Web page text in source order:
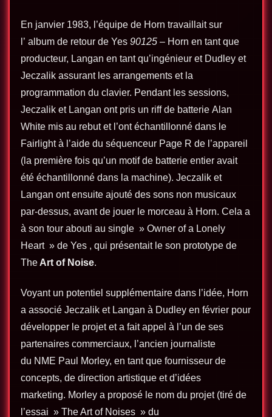
En janvier 1983, l’équipe de Horn travaillait sur
l’ album de retour de Yes 90125 – Horn en tant que
producteur, Langan en tant qu’ingénieur et Dudley et
Jeczalik assurant les arrangements et la
programmation du clavier. Pendant les sessions,
Jeczalik et Langan ont pris un riff de batterie Alan
White mis au rebut et l’ont échantillonné dans le
Fairlight à l’aide du séquenceur Page R de l’appareil
(la première fois qu’un motif de batterie entier avait
été échantillonné dans la machine). Jeczalik et
Langan ont ensuite ajouté des sons non musicaux
par-dessus, avant de jouer le morceau à Horn. Cela a
à son tour abouti au single » Owner of a Lonely
Heart » de Yes , qui présentait le son prototype de
The Art of Noise.
Voyant un potentiel supplémentaire dans l’idée, Horn
a associé Jeczalik et Langan à Dudley en février pour
développer le projet et a fait appel à l’un de ses
partenaires commerciaux, l’ancien journaliste
du NME Paul Morley, en tant que fournisseur de
concepts, de direction artistique et d’idées
marketing. Morley a proposé le nom du projet (tiré de
l’essai » The Art of Noises » du